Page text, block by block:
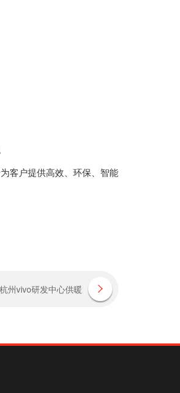
客户提供高效、环保、智能
州vivo研发中心供暖